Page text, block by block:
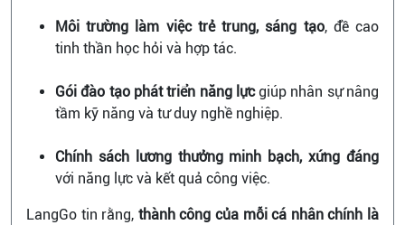
Môi trường làm việc trẻ trung, sáng tạo, đề cao
tinh thần học hỏi và hợp tác.
Gói đào tạo phát triển năng lựcgiúp nhân sự nâng
tầm kỹ năng và tư duy nghề nghiệp.
Chính sách lương thưởng minh bạch, xứng đáng
với năng lực và kết quả công việc.
LangGo tin rằng, thành công của mỗi cá nhân chính là